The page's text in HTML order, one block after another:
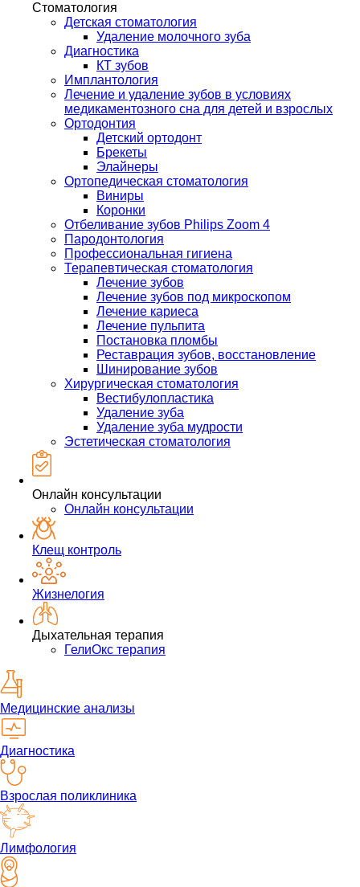
Стоматология
Детская стоматология
Удаление молочного зуба
Диагностика
КТ зубов
Имплантология
Лечение и удаление зубов в условиях
медикаментозного сна для детей и взрослых
Ортодонтия
Детский ортодонт
Брекеты
Элайнеры
Ортопедическая стоматология
Виниры
Коронки
Отбеливание зубов Philips Zoom 4
Пародонтология
Профессиональная гигиена
Терапевтическая стоматология
Лечение зубов
Лечение зубов под микроскопом
Лечение кариеса
Лечение пульпита
Постановка пломбы
Реставрация зубов, восстановление
Шинирование зубов
Хирургическая стоматология
Вестибулопластика
Удаление зуба
Удаление зуба мудрости
Эстетическая стоматология
Онлайн консультации
Онлайн консультации
Клещ контроль
Жизнелогия
Дыхательная терапия
ГелиОкс терапия
Медицинские анализы
Диагностика
Взрослая поликлиника
Лимфология